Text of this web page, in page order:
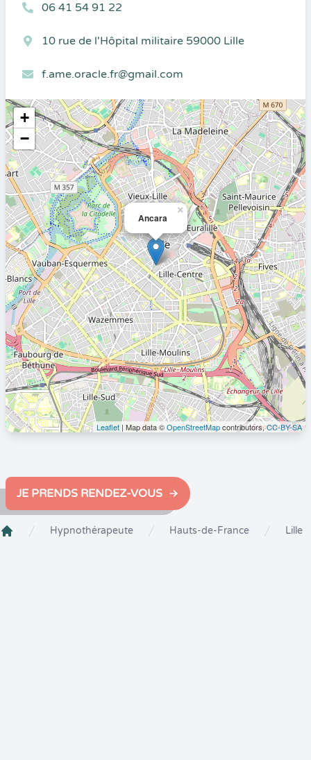
06 41 54 91 22
10 rue de l'Hôpital militaire 59000 Lille
f.ame.oracle.fr@gmail.com
Ancara
×
+
−
Leaflet | Map data ©OpenStreetMapcontributors,CC-BY-SA
JE PRENDS RENDEZ-VOUS
Hypnothérapeute Hauts-de-France Lille